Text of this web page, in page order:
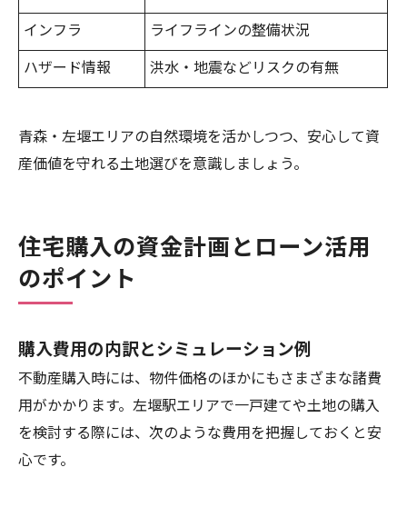
インフラ
ライフラインの整備状況
ハザード情報
洪水・地震などリスクの有無
青森・左堰エリアの自然環境を活かしつつ、安心して資
産価値を守れる土地選びを意識しましょう。
住宅購入の資金計画とローン活用
のポイント
購入費用の内訳とシミュレーション例
不動産購入時には、物件価格のほかにもさまざまな諸費
用がかかります。左堰駅エリアで一戸建てや土地の購入
を検討する際には、次のような費用を把握しておくと安
心です。